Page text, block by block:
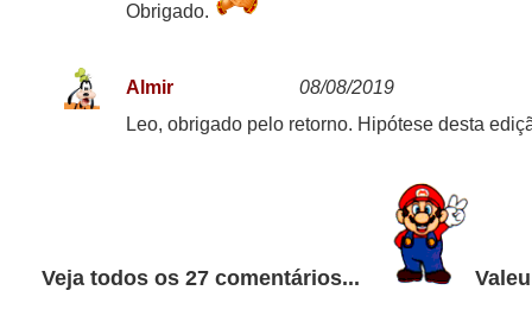
Obrigado.
Almir
08/08/2019
Leo, obrigado pelo retorno. Hipótese desta
Veja todos os 27 comentários...